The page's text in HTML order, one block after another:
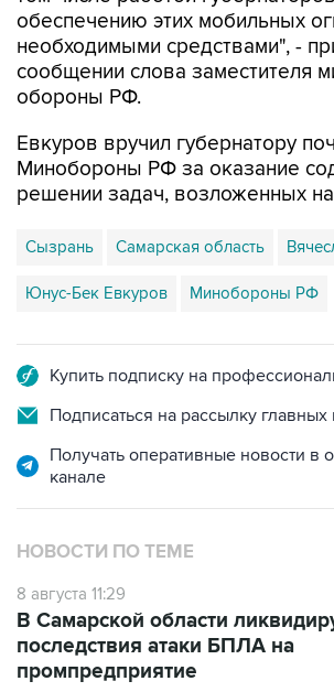
сообщении слова заместителя
обороны РФ.
Евкуров вручил губернатору
решении задач, возложенных
Сызрань Самарская область
Юнус-Бек Евкуров Минобороны РФ
Подписаться на рассылку главных
Получать оперативные новости в
НОВОСТИ ПО ТЕМЕ
8 августа 11:29
последствия атаки БПЛА на
промпредприятие
8 августа 06:42